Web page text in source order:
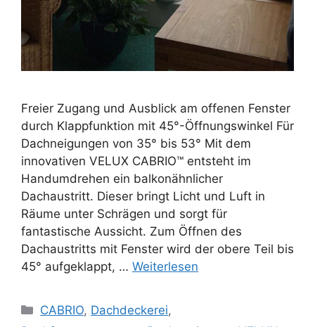
Freier Zugang und Ausblick am offenen Fenster
durch Klappfunktion mit 45°-Öffnungswinkel Für
Dachneigungen von 35° bis 53° Mit dem
innovativen VELUX CABRIO™ entsteht im
Handumdrehen ein balkonähnlicher
Dachaustritt. Dieser bringt Licht und Luft in
Räume unter Schrägen und sorgt für
fantastische Aussicht. Zum Öffnen des
Dachaustritts mit Fenster wird der obere Teil bis
45° aufgeklappt, … Weiterlesen
Kategorien
CABRIO, Dachdeckerei,